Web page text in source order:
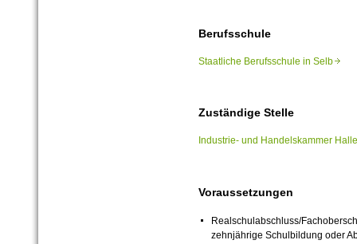
Berufsschule
Staatliche Berufsschule in Selb
Zuständige Stelle
Industrie- und Handelskammer
Voraussetzungen
Realschulabschluss/
zehnjährige Schulbildung oder